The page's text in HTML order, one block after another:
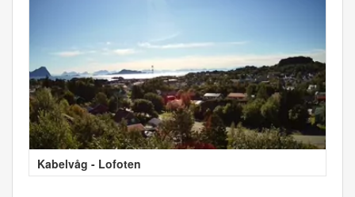
Kabelvåg - Lofoten